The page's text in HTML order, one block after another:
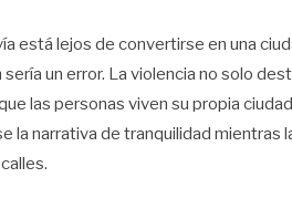
está lejos de convertirse en una
un error. La violencia no solo
las personas viven su propia
la narrativa de tranquilidad mientras